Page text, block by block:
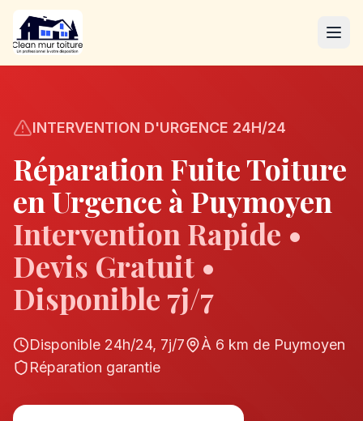
INTERVENTION D'URGENCE 24H/24
Réparation Fuite Toiture
en Urgence àPuymoyen
Intervention Rapide •
Devis Gratuit •
Disponible 7j/7
Disponible 24h/24, 7j/7 À 6 km de Puymoyen
Réparation garantie